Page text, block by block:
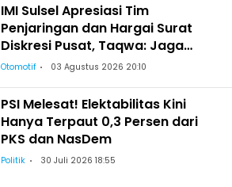
IMI Sulsel Apresiasi Tim
Penjaringan dan Hargai Surat
Diskresi Pusat, Taqwa: Jaga
Kekeluargaan-Kebersamaan
Otomotif 03 Agustus 2026 20:10
PSI Melesat! Elektabilitas Kini
Hanya Terpaut 0,3 Persen dari
PKS dan NasDem
Politik 30 Juli 2026 18:55